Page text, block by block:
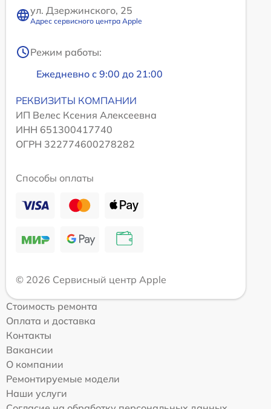
ул. Дзержинского, 25
Адрес сервисного центра Apple
Режим работы:
Ежедневно с 9:00 до 21:00
РЕКВИЗИТЫ КОМПАНИИ
ИП Велес Ксения Алексеевна
ИНН 651300417740
ОГРН 322774600278282
Способы оплаты
© 2026 Сервисный центр Apple
Стоимость ремонта
Оплата и доставка
Контакты
Вакансии
О компании
Ремонтируемые модели
Наши услуги